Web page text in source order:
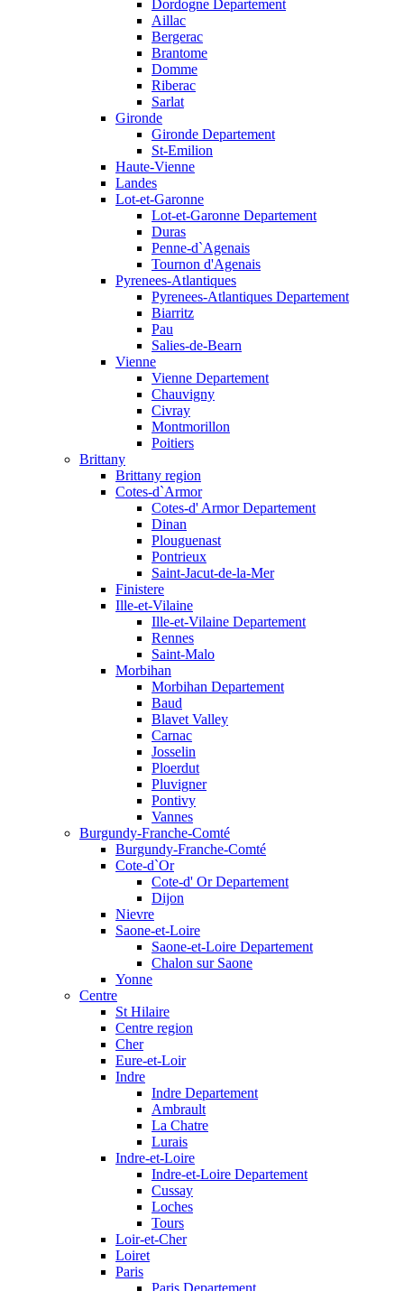
Dordogne Departement
Aillac
Bergerac
Brantome
Domme
Riberac
Sarlat
Gironde
Gironde Departement
St-Emilion
Haute-Vienne
Landes
Lot-et-Garonne
Lot-et-Garonne Departement
Duras
Penne-d`Agenais
Tournon d'Agenais
Pyrenees-Atlantiques
Pyrenees-Atlantiques Departement
Biarritz
Pau
Salies-de-Bearn
Vienne
Vienne Departement
Chauvigny
Civray
Montmorillon
Poitiers
Brittany
Brittany region
Cotes-d`Armor
Cotes-d' Armor Departement
Dinan
Plouguenast
Pontrieux
Saint-Jacut-de-la-Mer
Finistere
Ille-et-Vilaine
Ille-et-Vilaine Departement
Rennes
Saint-Malo
Morbihan
Morbihan Departement
Baud
Blavet Valley
Carnac
Josselin
Ploerdut
Pluvigner
Pontivy
Vannes
Burgundy-Franche-Comté
Burgundy-Franche-Comté
Cote-d`Or
Cote-d' Or Departement
Dijon
Nievre
Saone-et-Loire
Saone-et-Loire Departement
Chalon sur Saone
Yonne
Centre
St Hilaire
Centre region
Cher
Eure-et-Loir
Indre
Indre Departement
Ambrault
La Chatre
Lurais
Indre-et-Loire
Indre-et-Loire Departement
Cussay
Loches
Tours
Loir-et-Cher
Loiret
Paris
Paris Departement